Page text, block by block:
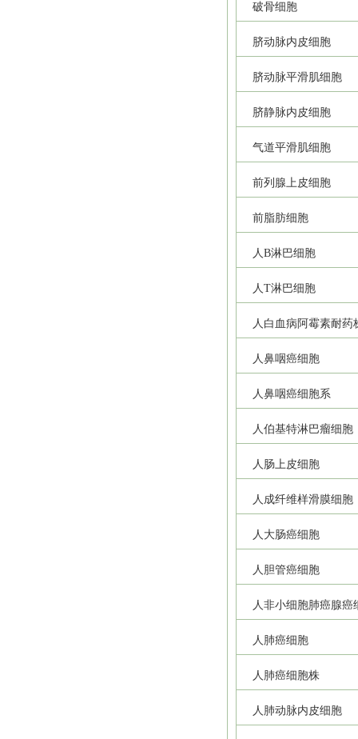
破骨细胞
脐动脉内皮细胞
脐动脉平滑肌细胞
脐静脉内皮细胞
气道平滑肌细胞
前列腺上皮细胞
前脂肪细胞
人B淋巴细胞
人T淋巴细胞
人白血病阿霉素耐药
人鼻咽癌细胞
人鼻咽癌细胞系
人伯基特淋巴瘤细胞
人肠上皮细胞
人成纤维样滑膜细胞
人大肠癌细胞
人胆管癌细胞
人非小细胞肺癌腺癌
人肺癌细胞
人肺癌细胞株
人肺动脉内皮细胞